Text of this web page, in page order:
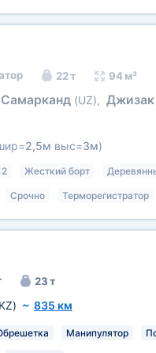
22 т 94 м³
Самарканд (UZ),
2,5м выс=3м)
Жесткий борт
Срочно Терморегистратор
23 т
~ 835 км
Манипулятор